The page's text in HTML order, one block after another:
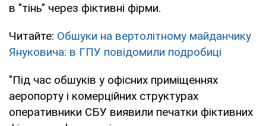
в "тінь" через фіктивні фірми.
Читайте: Обшуки на вертолітному майданчику
Януковича: в ГПУ повідомили подробиці
"Під час обшуків у офісних приміщеннях
аеропорту і комерційних структурах
оперативники СБУ виявили печатки фіктивних